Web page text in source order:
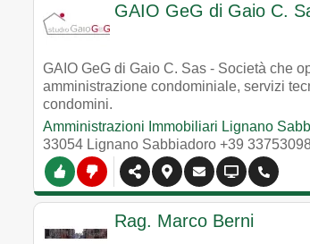
GAIO GeG di Gaio C.
GAIO GeG di Gaio C. Sas - Società che
amministrazione condominiale, servizi
condomini.
Amministrazioni Immobiliari Lignano
33054 Lignano Sabbiadoro +39
Rag. Marco Berni